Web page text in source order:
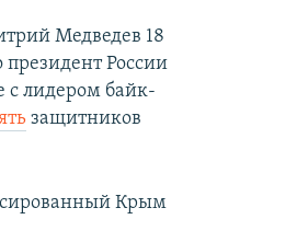
Медведев 18
России
с лидером байк-
защитников
Крым